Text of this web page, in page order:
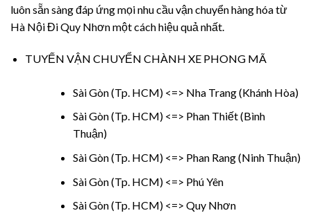
luôn sẵn sàng đáp ứng mọi nhu cầu vận chuyển hàng hóa từ
Hà Nội Đi Quy Nhơn một cách hiệu quả nhất.
TUYẾN VẬN CHUYỂN CHÀNH XE PHONG MÃ
Sài Gòn (Tp. HCM) <=> Nha Trang (Khánh Hòa)
Sài Gòn (Tp. HCM) <=> Phan Thiết (Bình
Thuận)
Sài Gòn (Tp. HCM) <=> Phan Rang (Ninh Thuận)
Sài Gòn (Tp. HCM) <=> Phú Yên
Sài Gòn (Tp. HCM) <=> Quy Nhơn